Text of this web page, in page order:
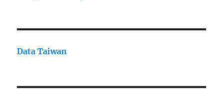
Data Taiwan